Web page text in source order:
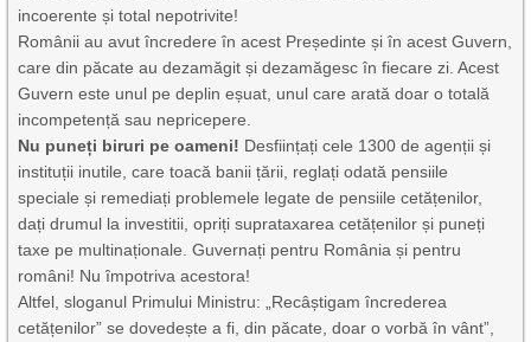
incoerente și total nepotrivite!
Românii au avut încredere în acest Președinte și în acest Guvern,
care din păcate au dezamăgit și dezamăgesc în fiecare zi. Acest
Guvern este unul pe deplin eșuat, unul care arată doar o totală
incompetență sau nepricepere.
Nu puneți biruri pe oameni! Desființați cele 1300 de agenții și
instituții inutile, care toacă banii țării, reglați odată pensiile
speciale și remediați problemele legate de pensiile cetățenilor,
dați drumul la investitii, opriți suprataxarea cetățenilor și puneți
taxe pe multinaționale. Guvernați pentru România și pentru
români! Nu împotriva acestora!
Altfel, sloganul Primului Ministru: „Recâștigam încrederea
cetățenilor” se dovedește a fi, din păcate, doar o vorbă în vânt”,